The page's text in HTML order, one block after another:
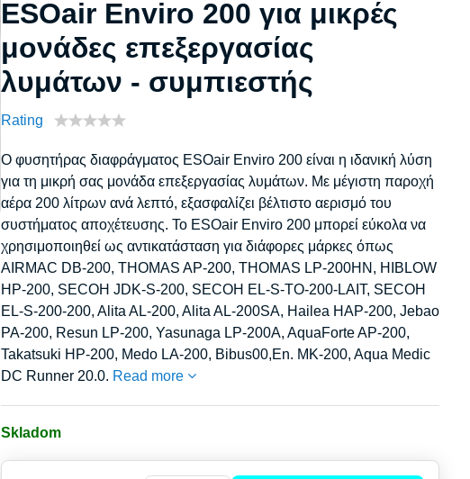
ESOair Enviro 200 για μικρές
μονάδες επεξεργασίας
λυμάτων - συμπιεστής
Rating
Ο φυσητήρας διαφράγματος ESOair Enviro 200 είναι η ιδανική λύση
για τη μικρή σας μονάδα επεξεργασίας λυμάτων. Με μέγιστη παροχή
αέρα 200 λίτρων ανά λεπτό, εξασφαλίζει βέλτιστο αερισμό του
συστήματος αποχέτευσης. Το ESOair Enviro 200 μπορεί εύκολα να
χρησιμοποιηθεί ως αντικατάσταση για διάφορες μάρκες όπως
AIRMAC DB-200, THOMAS AP-200, THOMAS LP-200HN, HIBLOW
HP-200, SECOH JDK-S-200, SECOH EL-S-TO-200-LAIT, SECOH
EL-S-200-200, Alita AL-200, Alita AL-200SA, Hailea HAP-200, Jebao
PA-200, Resun LP-200, Yasunaga LP-200A, AquaForte AP-200,
Takatsuki HP-200, Medo LA-200, Bibus00,En. MK-200, Aqua Medic
DC Runner 20.0. Read more
Skladom